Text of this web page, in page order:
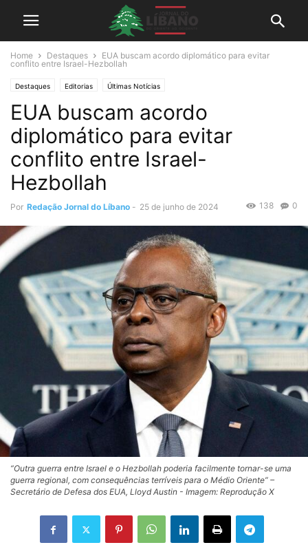
Home Destaques
EUA buscam acordo diplomático para evitar
conflito entre Israel-Hezbollah
Destaques Editorias Últimas Notícias
EUA buscam acordo
diplomático para evitar
conflito entre Israel-
Hezbollah
Por Redação Jornal do Líbano - 25 de junho de 2024 0
138
“Outra guerra entre Israel e o Hezbollah poderia facilmente tornar-se uma
guerra regional, com consequências terríveis para o Médio Oriente” –
Secretário de Defesa dos EUA, Lloyd Austin - Imagem: Reprodução X